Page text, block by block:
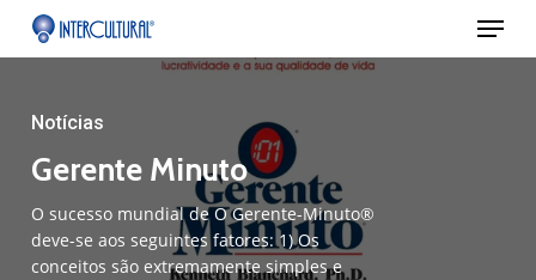
Skip
to
content
Menu
Notícias
Gerente Minuto
O sucesso mundial de O Gerente-Minuto®
deve-se aos seguintes fatores: 1) Os
conceitos são extremamente simples e